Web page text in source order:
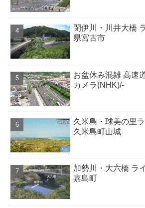
閉伊川・川井大橋
県宮古市
お盆休み混雑 高速
カメラ(NHK)/-
久米島・球美の里
久米島町山城
加勢川・大六橋 ラ
嘉島町